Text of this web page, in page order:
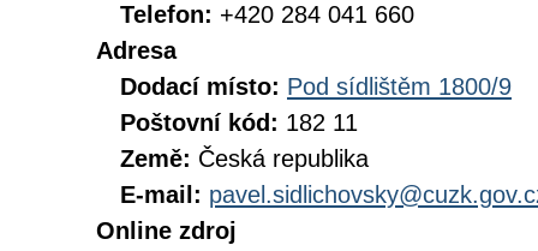
Telefon: +420 284 041 660
Adresa
Dodací místo: Pod sídlištěm 1800/9
Poštovní kód: 182 11
Země: Česká republika
E-mail:
Online zdroj